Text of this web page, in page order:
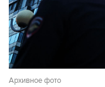
Архивное фото